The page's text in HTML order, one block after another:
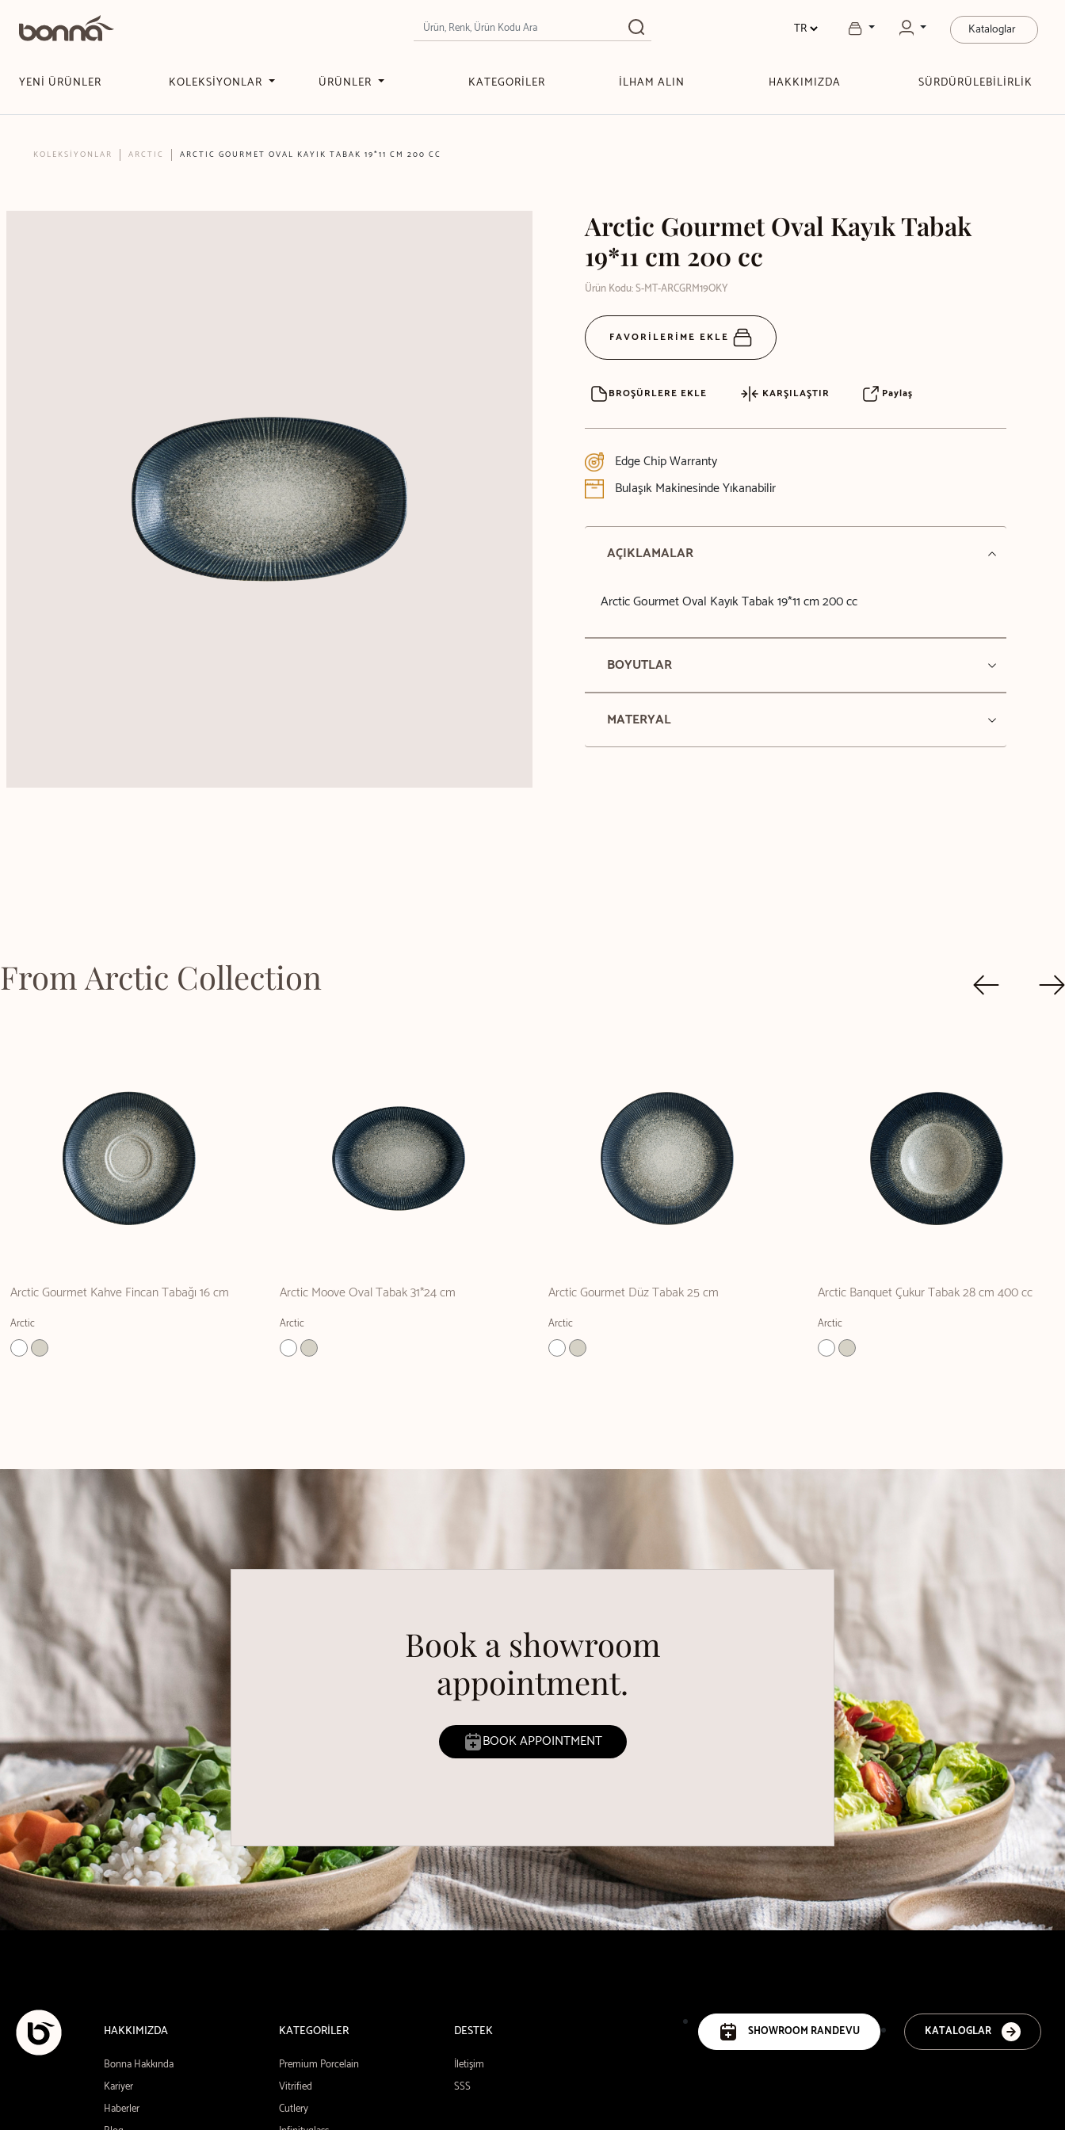
Kataloglar
YENİ ÜRÜNLER KOLEKSİYONLAR ÜRÜNLER KATEGORİLER İLHAM ALIN HAKKIMIZDA SÜRDÜRÜLEBİLİRLİK
KOLEKSİYONLAR ARCTIC ARCTIC GOURMET OVAL KAYIK TABAK 19*11 CM 200 CC
Arctic Gourmet Oval Kayık Tabak
19*11 cm 200 cc
Ürün Kodu: S-MT-ARCGRM19OKY
FAVORİLERİME EKLE
BROŞÜRLERE EKLE KARŞILAŞTIR Paylaş
Edge Chip Warranty
Bulaşık Makinesinde Yıkanabilir
AÇIKLAMALAR
Arctic Gourmet Oval Kayık Tabak 19*11 cm 200 cc
BOYUTLAR
MATERYAL
From Arctic Collection
Arctic Gourmet Kahve Fincan Tabağı 16 cm
Arctic
Arctic Moove Oval Tabak 31*24 cm
Arctic
Arctic Gourmet Düz Tabak 25 cm
Arctic
Arctic Banquet Çukur Tabak 28 cm 400 cc
Arctic
Book a showroom
appointment.
BOOK APPOINTMENT
HAKKIMIZDA
Bonna Hakkında
Kariyer
Haberler
KATEGORİLER
Premium Porcelain
Vitrified
Cutlery
DESTEK
İletişim
SSS
KATALOGLAR
SHOWROOM RANDEVU